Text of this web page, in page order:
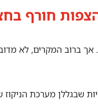
חורף
ברוב המקרים, לא
שבגללן מערכת